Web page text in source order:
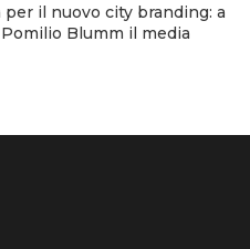
per il nuovo city branding: a
Blumm il media